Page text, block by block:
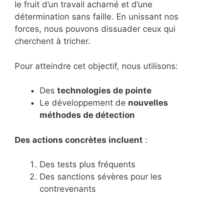
le fruit d’un travail acharné et d’une
détermination sans faille. En unissant nos
forces, nous pouvons dissuader ceux qui
cherchent à tricher.
Pour atteindre cet objectif, nous utilisons:
Des technologies de pointe
Le développement de nouvelles
méthodes de détection
Des actions concrètes incluent :
Des tests plus fréquents
Des sanctions sévères pour les
contrevenants